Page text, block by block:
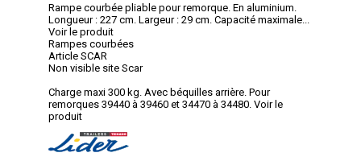
Rampe courbée pliable pour remorque. En aluminium.
Longueur : 227 cm. Largeur : 29 cm. Capacité maximale...
Voir le produit
Rampes courbées
Article SCAR
Non visible site Scar
Charge maxi 300 kg. Avec béquilles arrière. Pour
remorques 39440 à 39460 et 34470 à 34480. Voir le
produit